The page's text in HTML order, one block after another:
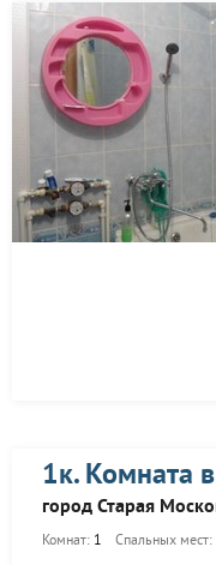
1к. Комната
город Старая
Комнат: 1 Спальных мест: